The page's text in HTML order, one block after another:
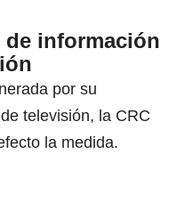
información
por su
televisión, la CRC
la medida.